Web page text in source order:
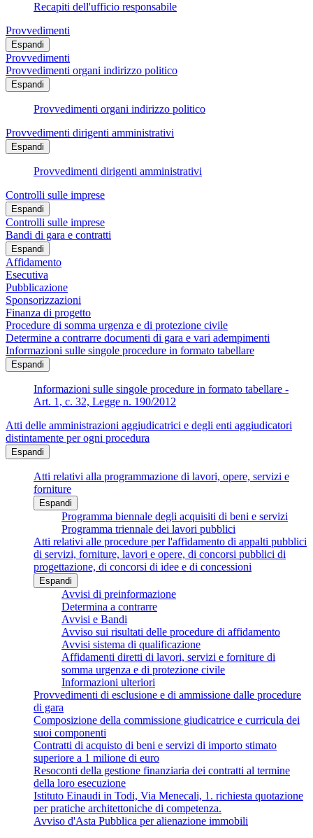
Recapiti dell'ufficio responsabile
Provvedimenti
Espandi
Provvedimenti
Provvedimenti organi indirizzo politico
Espandi
Provvedimenti organi indirizzo politico
Provvedimenti dirigenti amministrativi
Espandi
Provvedimenti dirigenti amministrativi
Controlli sulle imprese
Espandi
Controlli sulle imprese
Bandi di gara e contratti
Espandi
Affidamento
Esecutiva
Pubblicazione
Sponsorizzazioni
Finanza di progetto
Procedure di somma urgenza e di protezione civile
Determine a contrarre documenti di gara e vari adempimenti
Informazioni sulle singole procedure in formato tabellare
Espandi
Informazioni sulle singole procedure in formato tabellare -
Art. 1, c. 32, Legge n. 190/2012
Atti delle amministrazioni aggiudicatrici e degli enti aggiudicatori
distintamente per ogni procedura
Espandi
Atti relativi alla programmazione di lavori, opere, servizi e
forniture
Espandi
Programma biennale degli acquisiti di beni e servizi
Programma triennale dei lavori pubblici
Atti relativi alle procedure per l'affidamento di appalti pubblici
di servizi, forniture, lavori e opere, di concorsi pubblici di
progettazione, di concorsi di idee e di concessioni
Espandi
Avvisi di preinformazione
Determina a contrarre
Avvisi e Bandi
Avviso sui risultati delle procedure di affidamento
Avvisi sistema di qualificazione
Affidamenti diretti di lavori, servizi e forniture di
somma urgenza e di protezione civile
Informazioni ulteriori
Provvedimenti di esclusione e di ammissione dalle procedure
di gara
Composizione della commissione giudicatrice e curricula dei
suoi componenti
Contratti di acquisto di beni e servizi di importo stimato
superiore a 1 milione di euro
Resoconti della gestione finanziaria dei contratti al termine
della loro esecuzione
Istituto Einaudi in Todi, Via Menecali, 1. richiesta quotazione
per pratiche architettoniche di competenza.
Avviso d'Asta Pubblica per alienazione immobili